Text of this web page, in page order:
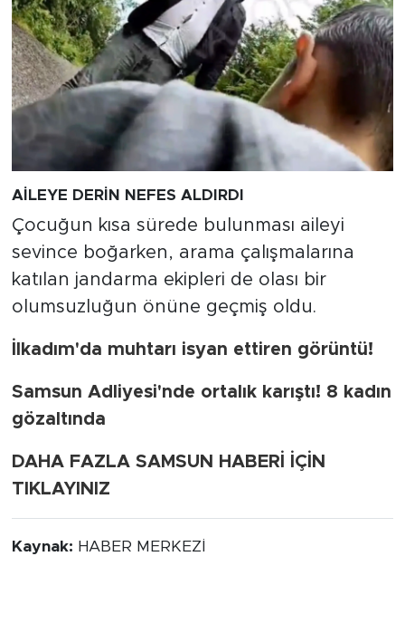
AİLEYE DERİN NEFES ALDIRDI
Çocuğun kısa sürede bulunması aileyi
sevince boğarken, arama çalışmalarına
katılan jandarma ekipleri de olası bir
olumsuzluğun önüne geçmiş oldu.
İlkadım'da muhtarı isyan ettiren görüntü!
Samsun Adliyesi'nde ortalık karıştı! 8 kadın
gözaltında
DAHA FAZLA SAMSUN HABERİ İÇİN
TIKLAYINIZ
Kaynak: HABER MERKEZİ